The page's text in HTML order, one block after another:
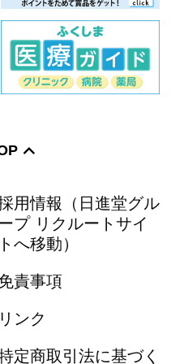
用情報（日進堂グル
プ リクルートサイ
トへ移動）
責事項
リンク
定商取引法に基づく